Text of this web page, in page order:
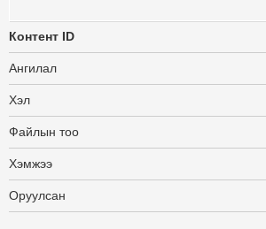
Контент ID
Ангилал
Хэл
Файлын тоо
Хэмжээ
Оруулсан